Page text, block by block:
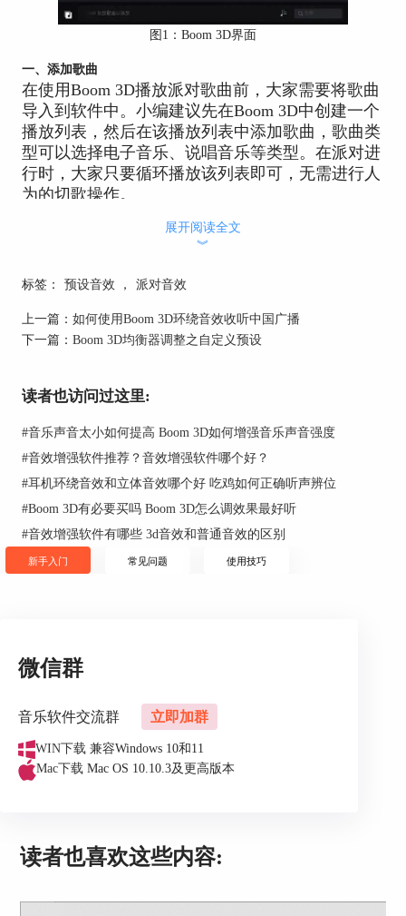
图1：Boom 3D界面
一、添加歌曲
在使用Boom 3D播放派对歌曲前，大家需要将歌曲
导入到软件中。小编建议先在Boom 3D中创建一个
播放列表，然后在该播放列表中添加歌曲，歌曲类
型可以选择电子音乐、说唱音乐等类型。在派对进
行时，大家只要循环播放该列表即可，无需进行人
为的切歌操作。
具体的操作是，单击播放列表的“+”号创建播放列
表，然后再进入该播放列表添加歌曲。
图2：添加歌曲
二、使用3D环绕模式
派对一般都是在较大的室内进行，为了营造出立体
的音乐氛围，大家可以选择使用Boom 3D的3D环绕
模式。用户可以通过调整按钮旁边的“+”、“-”号来
配置合适的3D环绕强度。
图3：3D环绕模式
来的音效提升效果。
择“Party（派对）”的预设类型，该预设类型注重提
展开阅读全文
︾
标签： 预设音效 ， 派对音效
上一篇： 如何使用Boom 3D环绕音效收听中国广播
下一篇： Boom 3D均衡器调整之自定义预设
读者也访问过这里:
#音乐声音太小如何提高 Boom 3D如何增强音乐声音强度
#音效增强软件推荐？音效增强软件哪个好？
#耳机环绕音效和立体音效哪个好 吃鸡如何正确听声辨位
#Boom 3D有必要买吗 Boom 3D怎么调效果最好听
#音效增强软件有哪些 3d音效和普通音效的区别
新手入门 常见问题 使用技巧
微信群
音乐软件交流群 立即加群
WIN下载 兼容Windows 10和11
Mac下载 Mac OS 10.10.3及更高版本
读者也喜欢这些内容: